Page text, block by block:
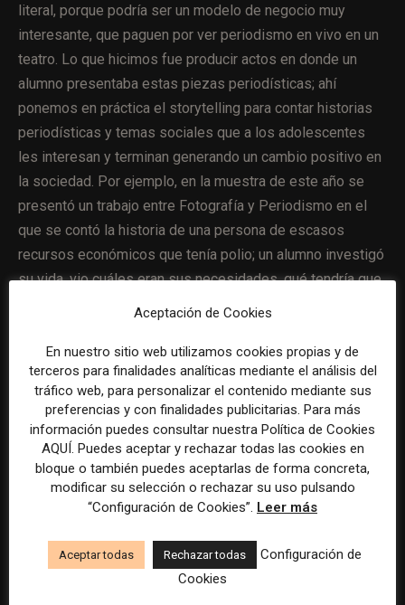
literal, porque podría ser un modelo de negocio muy
interesante, que paguen por ver periodismo en vivo en un
teatro. Lo que hicimos fue producir actos en donde un
alumno presentaba estas piezas periodísticas; ahí
ponemos en práctica el storytelling para contar historias
periodísticas y temas sociales que a los adolescentes
les interesan y terminan generando un cambio positivo en
la sociedad. Por ejemplo, en la muestra de este año se
presentó un trabajo entre Fotografía y Periodismo en el
que se contó la historia de una persona de escasos
recursos económicos que tenía polio; un alumno investigó
su vida, vio cuáles eran sus necesidades, qué tendría que
nueva a esta persona. Entonces, a partir de un trabajo
periodístico estamos haciendo también un cambio social.
Artículo anterior
«Cómo se enseña hoy el
periodismo del futuro», la
nueva sección quincenal de
Laboratorio de Periodismo
Artículo siguiente
La confianza en los medios
crece en México y retrocede
en Argentina y España, según
el barómetro Edelman 2023
Aceptación de Cookies
En nuestro sitio web utilizamos cookies propias y de
terceros para finalidades analíticas mediante el análisis del
tráfico web, para personalizar el contenido mediante sus
preferencias y con finalidades publicitarias. Para más
información puedes consultar nuestra Política de Cookies
AQUÍ. Puedes aceptar y rechazar todas las cookies en
bloque o también puedes aceptarlas de forma concreta,
modificar su selección o rechazar su uso pulsando
“Configuración de Cookies”. Leer más
Aceptar todas Rechazar todas
Configuración de
Cookies